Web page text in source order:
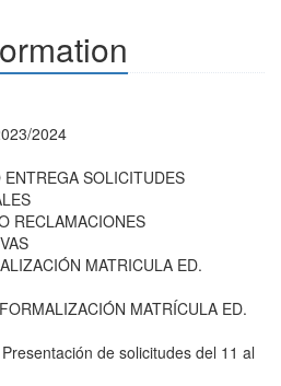
2024
SOLICITUDES
RECLAMACIONES
MATRICULA ED.
MATRÍCULA ED.
de solicitudes del 11 al